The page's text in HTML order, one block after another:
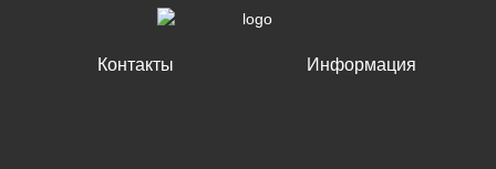
Контакты Информация